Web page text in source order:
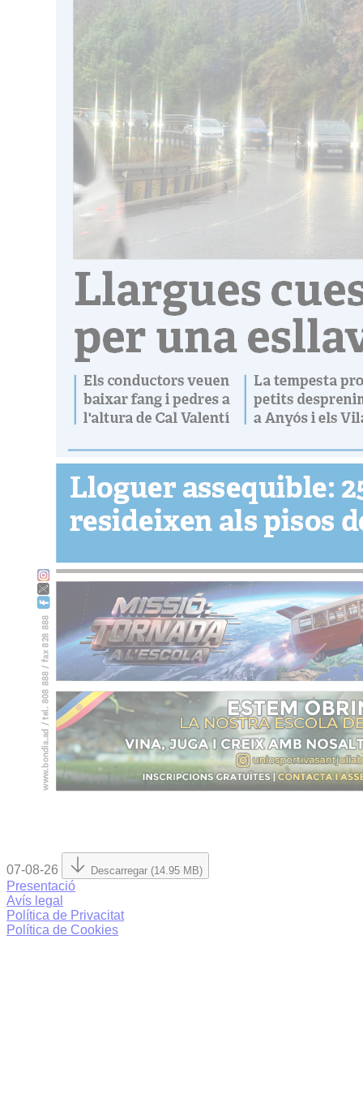
07-08-26 Descarregar (14.95 MB)
Presentació
Avís legal
Política de Privacitat
Política de Cookies